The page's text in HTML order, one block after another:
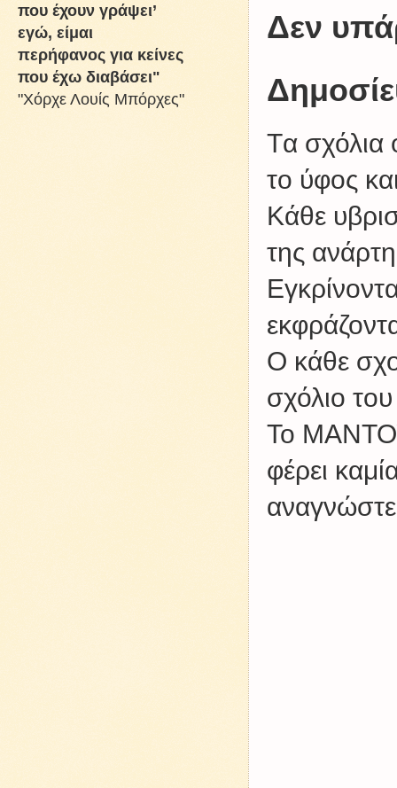
Δεν
Tα σχόλια
το ύφος
Kάθε
της
Ο κάθε
σχόλιο
Το
φέρει
που έχουν γράψει’
εγώ, είμαι
περήφανος για κείνες
που έχω διαβάσει"
"Χόρχε Λουίς Μπόρχες"